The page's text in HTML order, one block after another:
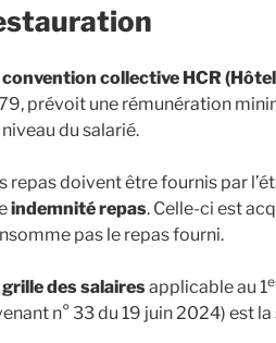
convention collective HCR
prévoit une rémunération
du salarié.
repas doivent être fournis par
indemnité repas. Celle-ci est
pas le repas fourni.
grille des salairesapplicable au 1
n° 33 du 19 juin 2024) est la